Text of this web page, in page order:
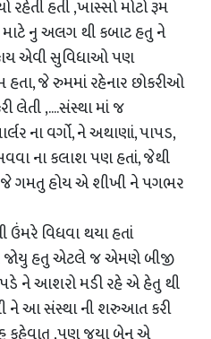
રહેતી હતી ,ખાસ્સો મોટો રૂમ
નુ અલગ થી કબાટ હતુ ને
એવી સુવિધાઓ પણ
જે રુમમાં રહેનાર છોકરીઓ
લેતી ,....સંસ્થા માં જ
ના વર્ગો, ને અથાણાં, પાપડ,
ના કલાશ પણ હતાં, જેથી
જે ગમતુ હોય એ શીખી ને પગભર
ઉંમરે વિધવા થયા હતાં
હતુ એટલે જ એમણે બીજી
ને આશરો મડી રહે એ હેતુ થી
ને આ સંસ્થા ની શરુઆત કરી